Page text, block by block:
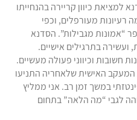
כיוון קריירה בהנחייתו
רעיונות מעורפלים, וכפי
“אמונות מגבילות”. הסדנא
ועשירה בתרגילים אישיים.
חשובות וכיווני פעולה מעשיים.
האישית שלאחריה התניעו
במשך זמן רב. אני ממליץ
לגבי “מה הלאה” בתחום